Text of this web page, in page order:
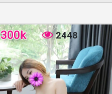
300k 2448